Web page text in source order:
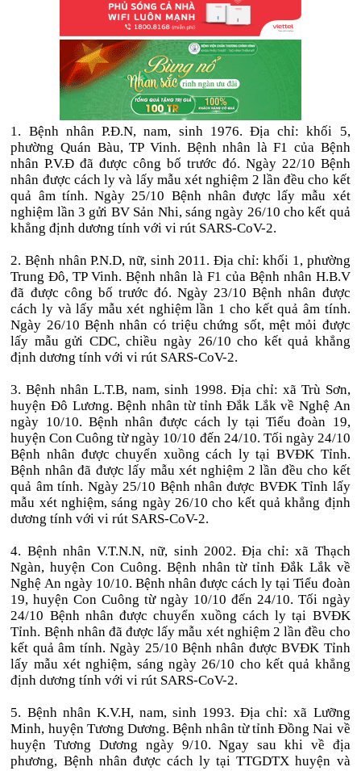
1. Bệnh nhân P.Đ.N, nam, sinh 1976. Địa chỉ: khối 5,
phường Quán Bàu, TP Vinh. Bệnh nhân là F1 của Bệnh
nhân P.V.Đ đã được công bố trước đó. Ngày 22/10 Bệnh
nhân được cách ly và lấy mẫu xét nghiệm 2 lần đều cho kết
quả âm tính. Ngày 25/10 Bệnh nhân được lấy mẫu xét
nghiệm lần 3 gửi BV Sản Nhi, sáng ngày 26/10 cho kết quả
khẳng định dương tính với vi rút SARS-CoV-2.
2. Bệnh nhân P.N.D, nữ, sinh 2011. Địa chỉ: khối 1, phường
Trung Đô, TP Vinh. Bệnh nhân là F1 của Bệnh nhân H.B.V
đã được công bố trước đó. Ngày 23/10 Bệnh nhân được
cách ly và lấy mẫu xét nghiệm lần 1 cho kết quả âm tính.
Ngày 26/10 Bệnh nhân có triệu chứng sốt, mệt mỏi được
lấy mẫu gửi CDC, chiều ngày 26/10 cho kết quả khẳng
định dương tính với vi rút SARS-CoV-2.
3. Bệnh nhân L.T.B, nam, sinh 1998. Địa chỉ: xã Trù Sơn,
huyện Đô Lương. Bệnh nhân từ tỉnh Đắk Lắk về Nghệ An
ngày 10/10. Bệnh nhân được cách ly tại Tiểu đoàn 19,
huyện Con Cuông từ ngày 10/10 đến 24/10. Tối ngày 24/10
Bệnh nhân được chuyển xuồng cách ly tại BVĐK Tỉnh.
Bệnh nhân đã được lấy mẫu xét nghiệm 2 lần đều cho kết
quả âm tính. Ngày 25/10 Bệnh nhân được BVĐK Tỉnh lấy
mẫu xét nghiệm, sáng ngày 26/10 cho kết quả khẳng định
dương tính với vi rút SARS-CoV-2.
4. Bệnh nhân V.T.N.N, nữ, sinh 2002. Địa chỉ: xã Thạch
Ngàn, huyện Con Cuông. Bệnh nhân từ tỉnh Đắk Lắk về
Nghệ An ngày 10/10. Bệnh nhân được cách ly tại Tiểu đoàn
19, huyện Con Cuông từ ngày 10/10 đến 24/10. Tối ngày
24/10 Bệnh nhân được chuyển xuồng cách ly tại BVĐK
Tỉnh. Bệnh nhân đã được lấy mẫu xét nghiệm 2 lần đều cho
kết quả âm tính. Ngày 25/10 Bệnh nhân được BVĐK Tỉnh
lấy mẫu xét nghiệm, sáng ngày 26/10 cho kết quả khẳng
định dương tính với vi rút SARS-CoV-2.
5. Bệnh nhân K.V.H, nam, sinh 1993. Địa chỉ: xã Lưỡng
Minh, huyện Tương Dương. Bệnh nhân từ tỉnh Đồng Nai về
huyện Tương Dương ngày 9/10. Ngay sau khi về địa
phương, Bệnh nhân được cách ly tại TTGDTX huyện và